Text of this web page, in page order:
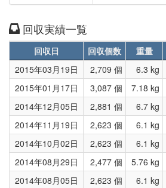
回収実績一覧
回収日 回収個数 重量
2015年03月19日
2,709 個 6.3 kg
2015年01月17日
3,087 個 7.18 kg
2014年12月05日
2,881 個 6.7 kg
2014年11月19日
2,623 個 6.1 kg
2014年10月02日
2,623 個 6.1 kg
2014年08月29日
2,477 個 5.76 kg
2014年08月05日
2,623 個 6.1 kg